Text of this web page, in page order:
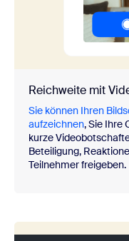
Reichweite mit
Sie können Ihren
aufzeichnen, Sie Ihre
kurze
Beteiligung,
Teilnehmer freigeben.